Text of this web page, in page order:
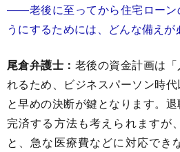
――老後に至ってから住宅ローン
うにするためには、どんな備えが
尾倉弁護士： 老後の資金計画は
れるため、ビジネスパーソン時
と早めの決断が鍵となります。
完済する方法も考えられますが
と、急な医療費などに対応でき